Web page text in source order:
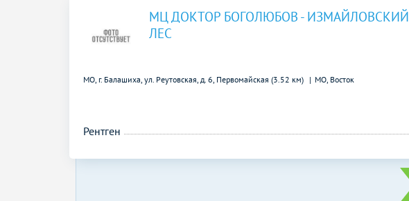
МЦ ДОКТОР БОГОЛЮБОВ - ИЗМАЙЛОВСКИЙ
ЛЕС
МО, г. Балашиха, ул. Реутовская, д. 6, Первомайская (3.52 км) МО, Восток
Рентген